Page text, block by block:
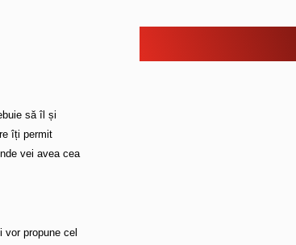
să îl și
îți permit
vei avea cea
propune cel